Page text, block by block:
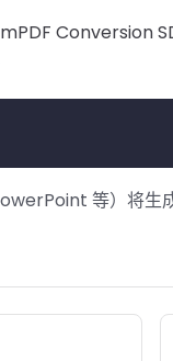
Conversion
等）将生